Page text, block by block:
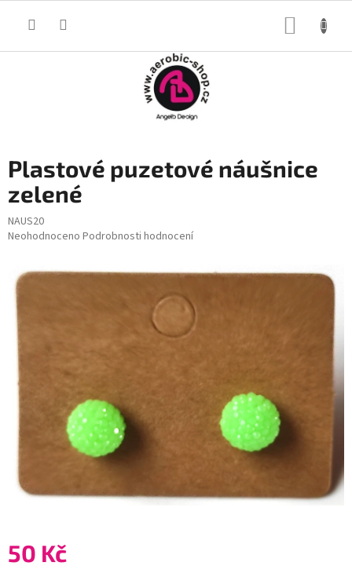
Plastové puzetové náušnice
zelené
NAUS20
Průměrné
je
0,0
hvězdiček.
Neohodnoceno Podrobnosti hodnocení
50 Kč